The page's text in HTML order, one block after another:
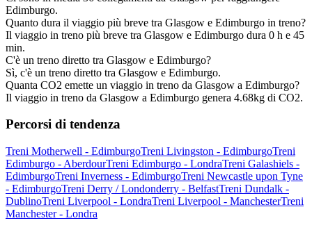
Edimburgo.
Quanto dura il viaggio più breve tra Glasgow e Edimburgo in treno?
Il viaggio in treno più breve tra Glasgow e Edimburgo dura 0 h e 45
min.
C'è un treno diretto tra Glasgow e Edimburgo?
Sì, c'è un treno diretto tra Glasgow e Edimburgo.
Quanta CO2 emette un viaggio in treno da Glasgow a Edimburgo?
Il viaggio in treno da Glasgow a Edimburgo genera 4.68kg di CO2.
Percorsi di tendenza
Treni Motherwell - EdimburgoTreni Livingston - EdimburgoTreni
Edimburgo - AberdourTreni Edimburgo - LondraTreni Galashiels -
EdimburgoTreni Inverness - EdimburgoTreni Newcastle upon Tyne
- EdimburgoTreni Derry / Londonderry - BelfastTreni Dundalk -
DublinoTreni Liverpool - LondraTreni Liverpool - ManchesterTreni
Manchester - Londra